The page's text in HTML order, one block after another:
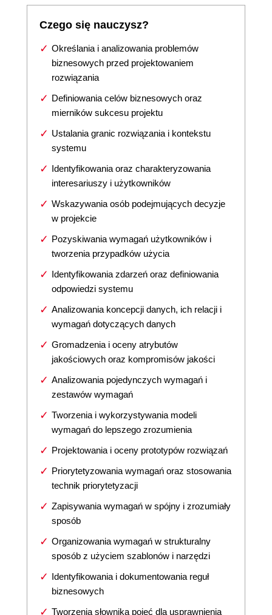
Czego się nauczysz?
Określania i analizowania problemów
biznesowych przed projektowaniem
rozwiązania
Definiowania celów biznesowych oraz
mierników sukcesu projektu
Ustalania granic rozwiązania i kontekstu
systemu
Identyfikowania oraz charakteryzowania
interesariuszy i użytkowników
Wskazywania osób podejmujących decyzje
w projekcie
Pozyskiwania wymagań użytkowników i
tworzenia przypadków użycia
Identyfikowania zdarzeń oraz definiowania
odpowiedzi systemu
Analizowania koncepcji danych, ich relacji i
wymagań dotyczących danych
Gromadzenia i oceny atrybutów
jakościowych oraz kompromisów jakości
Analizowania pojedynczych wymagań i
zestawów wymagań
Tworzenia i wykorzystywania modeli
wymagań do lepszego zrozumienia
Projektowania i oceny prototypów rozwiązań
Priorytetyzowania wymagań oraz stosowania
technik priorytetyzacji
Zapisywania wymagań w spójny i zrozumiały
sposób
Organizowania wymagań w strukturalny
sposób z użyciem szablonów i narzędzi
Identyfikowania i dokumentowania reguł
biznesowych
Tworzenia słownika pojęć dla usprawnienia